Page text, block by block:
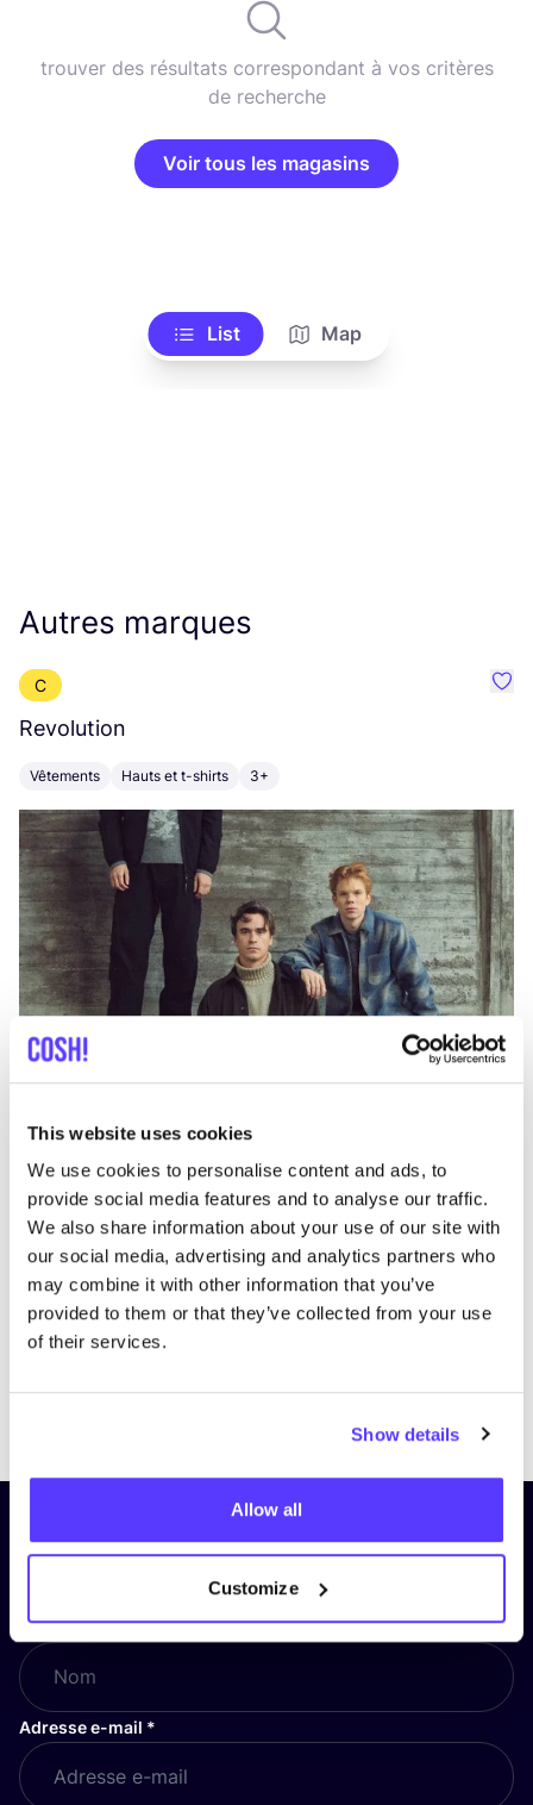
This website uses cookies
We use cookies to personalise content and ads, to
provide social media features and to analyse our traffic.
We also share information about your use of our site with
our social media, advertising and analytics partners who
may combine it with other information that you’ve
provided to them or that they’ve collected from your use
of their services.
Show details
Allow all
Customize
trouver des résultats correspondant à vos critères
de recherche
Voir tous les magasins
List Map
Autres marques
C
Revolution
Vêtements Hauts et t-shirts 3+
Inscrivez-vous à notre lettre
d’information et restez informé !
Nom*
Adresse e-mail *